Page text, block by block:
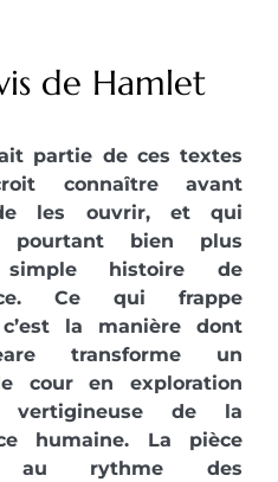
de Hamlet
partie de ces textes
connaître avant
les ouvrir, et qui
pourtant bien plus
simple histoire de
Ce qui frappe
c’est la manière dont
transforme un
cour en exploration
vertigineuse de la
humaine. La pièce
au rythme des